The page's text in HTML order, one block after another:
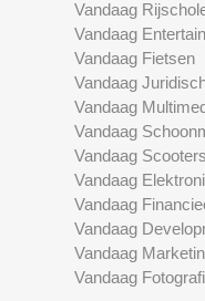
Vandaag
Vandaag
Vandaag Fietsen
Vandaag
Vandaag
Vandaag
Vandaag Scooters
Vandaag
Vandaag
Vandaag
Vandaag
Vandaag